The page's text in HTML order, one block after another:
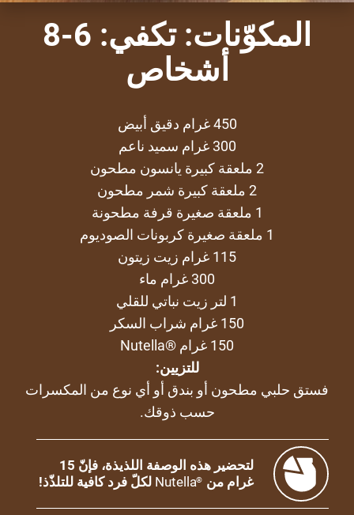
المكوّنات: تكفي: 6-8
أشخاص
450 غرام دقيق أبيض
300 غرام سميد ناعم
2 ملعقة كبيرة يانسون مطحون
2 ملعقة كبيرة شمر مطحون
1 ملعقة صغيرة قرفة مطحونة
1 ملعقة صغيرة كربونات الصوديوم
115 غرام زيت زيتون
300 غرام ماء
1 لتر زيت نباتي للقلي
150 غرام شراب السكر
150 غرام ®Nutella
للتزيين:
فستق حلبي مطحون أو بندق أو أي نوع من المكسرات
حسب ذوقك.
لتحضير هذه الوصفة اللذيذة، فإنّ 15
غرام من ®
Nutella لكلّ فرد كافية للتلذّذ!